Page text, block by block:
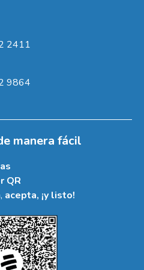
2411
9864
manera fácil
QR
acepta, ¡y listo!